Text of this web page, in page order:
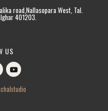
road,Nallasopara West, Tal.
401203.
US